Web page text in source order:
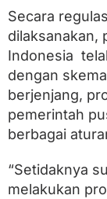
i
l
Secara
dilaksanakan,
Indonesia
dengan
berjenjang,
pemerintah
berbagai
“Setidaknya
melakukan